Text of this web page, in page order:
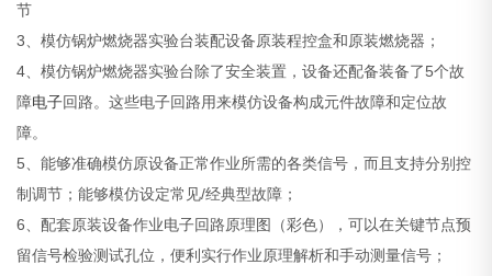
节
3、模仿锅炉燃烧器实验台装配设备原装程控盒和原装燃烧器；
4、模仿锅炉燃烧器实验台除了安全装置，设备还配备装备了5个故
障电子回路。这些电子回路用来模仿设备构成元件故障和定位故
障。
5、能够准确模仿原设备正常作业所需的各类信号，而且支持分别控
制调节；能够模仿设定常见/经典型故障；
6、配套原装设备作业电子回路原理图（彩色），可以在关键节点预
留信号检验测试孔位，便利实行作业原理解析和手动测量信号；